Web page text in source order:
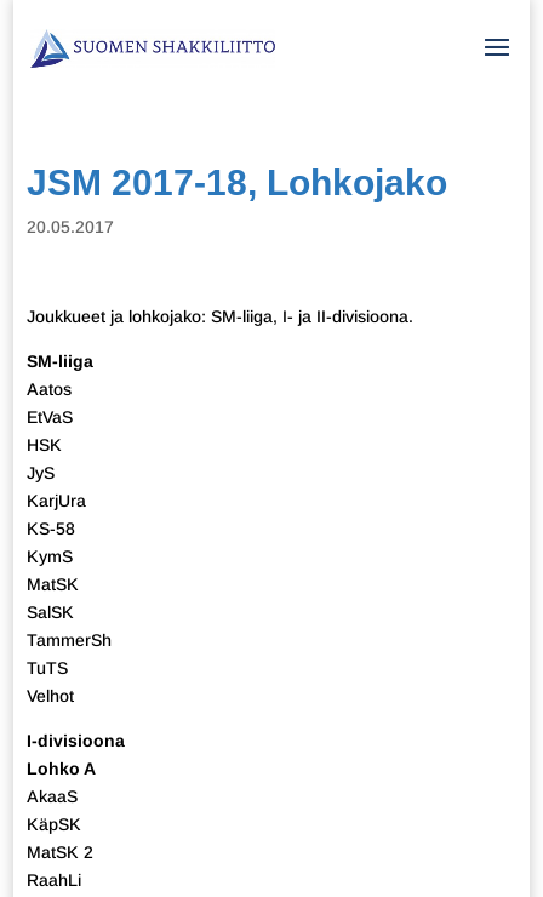
JSM 2017-18, Lohkojako
20.05.2017
Joukkueet ja lohkojako: SM-liiga, I- ja II-divisioona.
SM-liiga
Aatos
EtVaS
HSK
JyS
KarjUra
KS-58
KymS
MatSK
SalSK
TammerSh
TuTS
Velhot
I-divisioona
Lohko A
AkaaS
KäpSK
MatSK 2
RaahLi